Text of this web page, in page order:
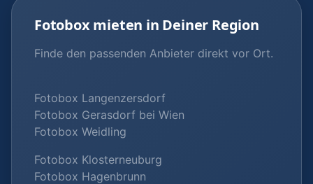
Fotobox mieten in Deiner Region
Finde den passenden Anbieter direkt vor Ort.
Fotobox Langenzersdorf
Fotobox Gerasdorf bei Wien
Fotobox Weidling
Fotobox Klosterneuburg
Fotobox Hagenbrunn